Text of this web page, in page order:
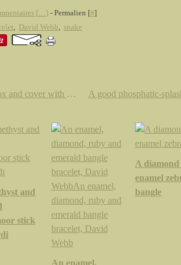
[… ] - Permalien [#]
, David Webb, snake
An extremely rare circular box and cover with sancai glaze, including cobalt-blue, China, 1st half of Tang dynasty (618-907)
and
stick
An enamel,
A
enamel
bangle